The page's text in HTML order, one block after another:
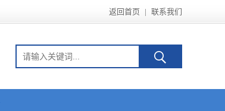
返回首页 | 联系我们